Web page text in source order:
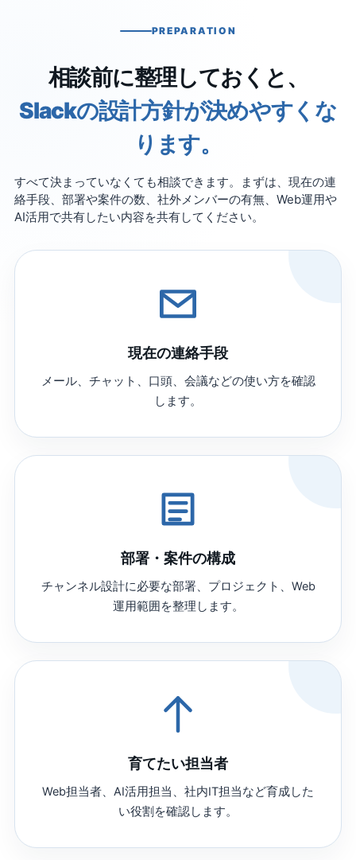
PREPARATION
相談前に整理しておくと、
Slackの設計方針が決めやすくな
ります。
すべて決まっていなくても相談できます。まずは、現在の連
絡手段、部署や案件の数、社外メンバーの有無、Web運用や
AI活用で共有したい内容を共有してください。
現在の連絡手段
メール、チャット、口頭、会議などの使い方を確認
します。
部署・案件の構成
チャンネル設計に必要な部署、プロジェクト、Web
運用範囲を整理します。
育てたい担当者
Web担当者、AI活用担当、社内IT担当など育成した
い役割を確認します。